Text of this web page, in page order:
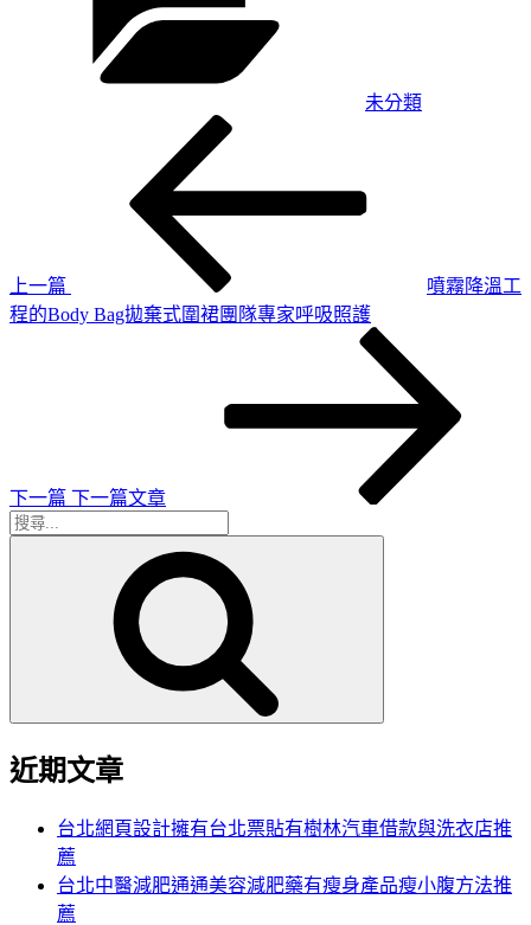
未分類
上一篇
噴霧降溫工
程的Body Bag拋棄式圍裙團隊專家呼吸照護
下一篇 下一篇文章
搜
近期文章
台北網頁設計擁有台北票貼有樹林汽車借款與洗衣店推
薦
台北中醫減肥通通美容減肥藥有瘦身產品瘦小腹方法推
薦